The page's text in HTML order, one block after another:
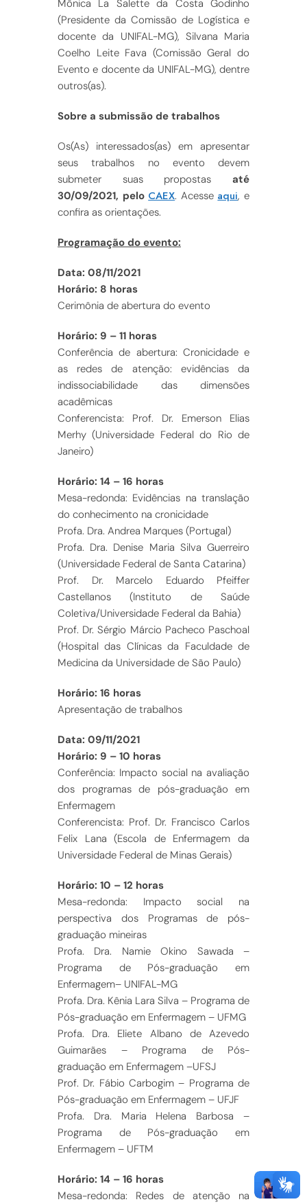
Mônica La Salette da Costa Godinho
(Presidente da Comissão de Logística e
docente da UNIFAL-MG), Silvana Maria
Coelho Leite Fava (Comissão Geral do
Evento e docente da UNIFAL-MG), dentre
outros(as).
Sobre a submissão de trabalhos
Os(As) interessados(as) em apresentar
seus trabalhos no evento devem
submeter suas propostas até
30/09/2021, pelo CAEX. Acesse aqui, e
confira as orientações.
Programação do evento:
Data: 08/11/2021
Horário: 8 horas
Cerimônia de abertura do evento
Horário: 9 – 11 horas
Conferência de abertura: Cronicidade e
as redes de atenção: evidências da
indissociabilidade das dimensões
acadêmicas
Conferencista: Prof. Dr. Emerson Elias
Merhy (Universidade Federal do Rio de
Janeiro)
Horário: 14 – 16 horas
Mesa-redonda: Evidências na translação
do conhecimento na cronicidade
Profa. Dra. Andrea Marques (Portugal)
Profa. Dra. Denise Maria Silva Guerreiro
(Universidade Federal de Santa Catarina)
Prof. Dr. Marcelo Eduardo Pfeiffer
Castellanos (Instituto de Saúde
Coletiva/Universidade Federal da Bahia)
Prof. Dr. Sérgio Márcio Pacheco Paschoal
(Hospital das Clínicas da Faculdade de
Medicina da Universidade de São Paulo)
Horário: 16 horas
Apresentação de trabalhos
Data: 09/11/2021
Horário: 9 – 10 horas
Conferência: Impacto social na avaliação
dos programas de pós-graduação em
Enfermagem
Conferencista: Prof. Dr. Francisco Carlos
Felix Lana (Escola de Enfermagem da
Universidade Federal de Minas Gerais)
Horário: 10 – 12 horas
Mesa-redonda: Impacto social na
perspectiva dos Programas de pós-
graduação mineiras
Profa. Dra. Namie Okino Sawada –
Programa de Pós-graduação em
Enfermagem– UNIFAL-MG
Profa. Dra. Kênia Lara Silva – Programa de
Pós-graduação em Enfermagem – UFMG
Profa. Dra. Eliete Albano de Azevedo
Guimarães – Programa de Pós-
graduação em Enfermagem –UFSJ
Prof. Dr. Fábio Carbogim – Programa de
Pós-graduação em Enfermagem – UFJF
Profa. Dra. Maria Helena Barbosa –
Programa de Pós-graduação em
Enfermagem – UFTM
Horário: 14 – 16 horas
Mesa-redonda: Redes de atenção na